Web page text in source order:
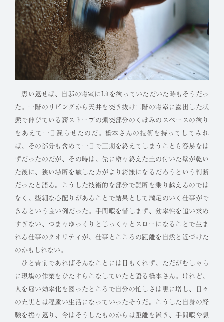
思い返せば、自邸の寝室にLitを塗っていただいた時もそうだっ
た。一階のリビングから天井を突き抜け二階の寝室に露出した状
態で伸びている薪ストーブの煙突部分のくぼみのスペースの塗り
をあえて一日遅らせたのだ。橋本さんの技術を持ってしてみれ
ば、その部分も含めて一日で工期を終えてしまうことも容易なは
ずだったのだが、その時は、先に塗り終えた土の付いた壁が乾い
た後に、狭い場所を施した方がより綺麗になるだろうという判断
だったと語る。こうした技術的な部分で難所を乗り越えるのでは
なく、些細な心配りがあることで結果として満足のいく仕事がで
きるという良い例だった。手間暇を惜しまず、効率性を追い求め
すぎない、つまりゆっくりとじっくりとスローになることで生ま
れる仕事のクオリティが、仕事とこころの距離を自然と近づけた
のかもしれない。
ひと昔前であればそんなことには目もくれず、ただがむしゃら
に現場の作業をひたすらこなしていたと語る橋本さん。けれど、
人を雇い効率化を図ったところで自分の忙しさは更に増し、日々
の充実とは程遠い生活になっていったそうだ。こうした自身の経
験を振り返り、今はそうしたものからは距離を置き、手間暇や想